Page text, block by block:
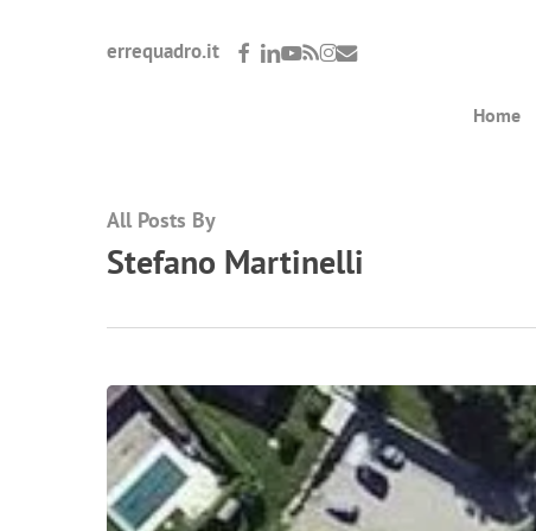
errequadro.it facebook
linkedin
youtube
RSSinstagram
email
Home
All Posts By
Stefano Martinelli
FARE
UNA
CITTÀ
DI